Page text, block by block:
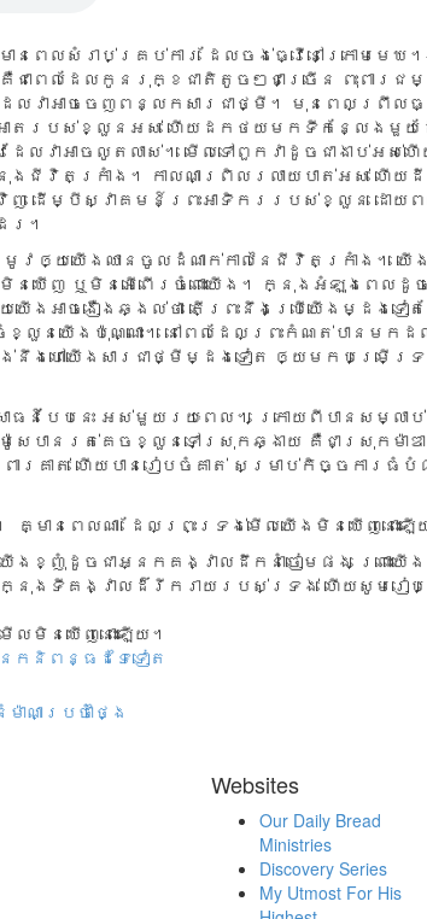
ន​ពេល​សំរាប់​គ្រប់​ការ ដែល​ចង់​ធ្វើ​នៅ​ក្រោម​មេឃ។
ា​ពេល​ដែល​កូន​រុក្ខ​ជាតិ​តូច​ៗ​ជា​ច្រើន ពុះ​ពារ​ជម្
ែល​វា​អាច​ចេញ​ពន្លក​សារ​ជា​ថ្មី។ មុន​ពេល​ព្រឹ
ស្អាត​របស់​ខ្លួន​អស់ ​ហើយ​ដក​ថយ​មក​ទី​កន្លែង​មួយ​ដ
វា​អាច​លូត​លាស់។ មើល​ទៅ​ពួក​វា​ដូច​ជា​ងាប់​អស់​ហើ
វិត​ក្រាំង។ កាល​ណា​ព្រិល​រលាយ​បាត់​អស់​ ហើយ​ដី​ក៏​
ញ ដើម្បី​ស្វាគមន៍​ព្រះ​អាទិករ​របស់​ខ្លួន ដោ
រ។
ឲ្យ​យើង​ឈាន​ចូល​ដំណាក់​កាល​នៃ​ជីវិត​ក្រាំង។ យើង​
មិន​ឃើញ ឬមិន​អើ​ពើរ​ចំពោះ​យើង។ ក្នុង​អំឡុង​ពេល​ដូច​
ើង​អាច​ងឿង​ឆ្ងល់​ថា តើ​ព្រះ​នឹង​ប្រើ​យើង​ម្ដង​ទៀត​
ចំ​ខ្លួន​យើង​​ប៉ុណ្ណោះ​។ នៅ​ពេល​ដែល​ព្រះ​កំណត់​បាន​ម
ង់​នឹង​ហៅ​យើង​សារ​ជា​ថ្មី​ម្ដង​ទៀត ឲ្យ​មក​បម្រ
ន៍​បែប​នេះ អស់​មួយ​រយៈ​ពេល។ ក្រោយ​ពី​បាន​សម្លា
ក​ម៉ូសេ​បាន​រត់​គេច​ខ្លួន​ទៅ​ស្រុក​ឆ្ងាយ គឺ​ជា​ស្រុក​ម៉ា
រពារ​គាត់ ហើយ​បាន​រៀប​ចំ​គាត់ ​សម្រាប់​កិច្ចកា
ន​ពេល​ណា ដែលព្រះ​ទ្រង់​មើល​យើង​មិន​ឃើញ​នោះ​ឡើយ។-
ើង​ខ្ញុំ​ដូច​ជា​អ្នក​គង្វាល​ដឹក​នាំ​ចៀម​ផង ព្រោះ​យ
នុង​ទី​គង្វាល​ ដ៏​រីក​រាយ​របស់​ទ្រង់ ហើយ​សូម​រៀប​
មិន​ឃើញ​នោះ​ឡើយ។
កនិពន្ធដទៃទៀត
ម៉ាណាប្រចាំថ្ងៃ
Websites
Our Daily Bread
Ministries
Discovery Series
My Utmost For His